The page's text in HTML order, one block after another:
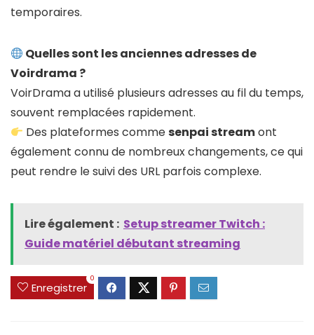
temporaires.
Quelles sont les anciennes adresses de
Voirdrama ?
VoirDrama a utilisé plusieurs adresses au fil du temps,
souvent remplacées rapidement.
Des plateformes commesenpai streamont
également connu de nombreux changements, ce qui
peut rendre le suivi des URL parfois complexe.
Lire également : Setup streamer Twitch :
Guide matériel débutant streaming
Enregistrer
0